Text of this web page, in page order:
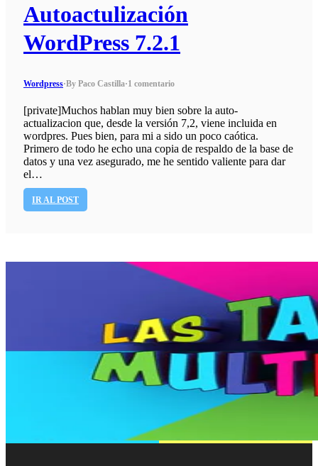
Autoactulización
WordPress 7.2.1
Wordpress·By Paco Castilla·1 comentario
[private]Muchos hablan muy bien sobre la auto-
actualizacion que, desde la versión 7,2, viene incluida en
wordpres. Pues bien, para mi a sido un poco caótica.
Primero de todo he echo una copia de respaldo de la base de
datos y una vez asegurado, me he sentido valiente para dar
el…
IR AL POST